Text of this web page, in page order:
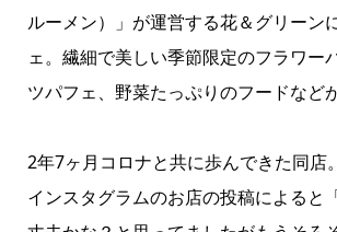
ルーメン）」が運営する花＆グリーン
ェ。繊細で美しい季節限定のフラワー
ツパフェ、野菜たっぷりのフードなど
2年7ヶ月コロナと共に歩んできた同店
インスタグラムのお店の投稿によると